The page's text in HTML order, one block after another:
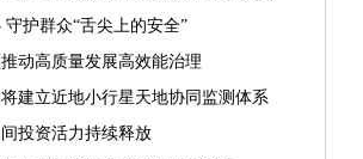
护群众“舌尖上的安全”
动高质量发展高效能治理
建立近地小行星天地协同监测体系
投资活力持续释放